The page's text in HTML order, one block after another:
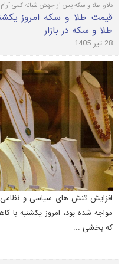
دلار، طلا و سکه پس از جهش شبانه کمی آرام
طلا و سکه در بازار
28 تیر 1405
افزایش تنش های سیاسی و نظامی
مواجه شده بود، امروز یکشنبه
که بخشی ...